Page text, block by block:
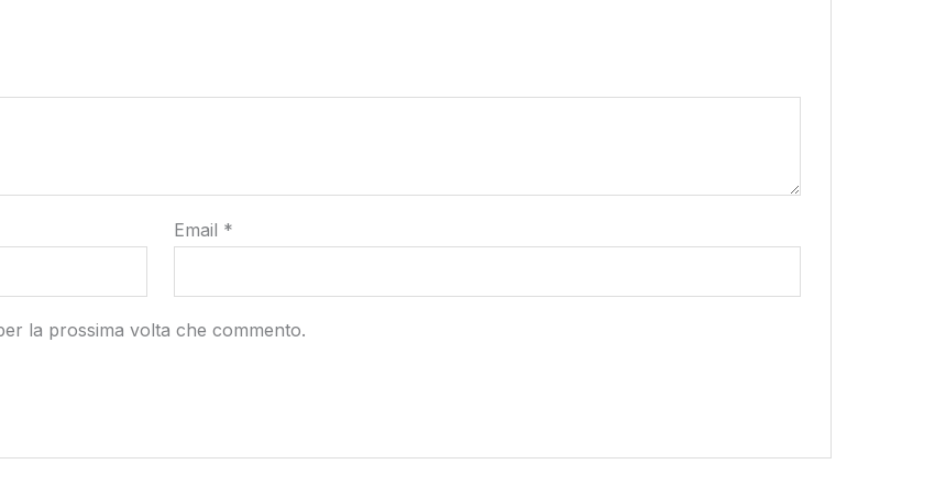
Email *
la prossima volta che commento.